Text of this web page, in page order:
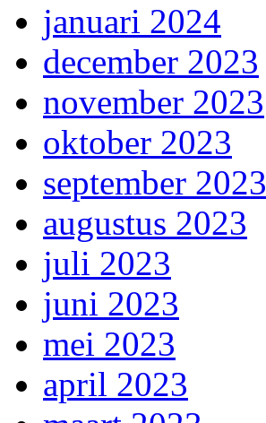
januari 2024
december 2023
november 2023
oktober 2023
september 2023
augustus 2023
juli 2023
juni 2023
mei 2023
april 2023